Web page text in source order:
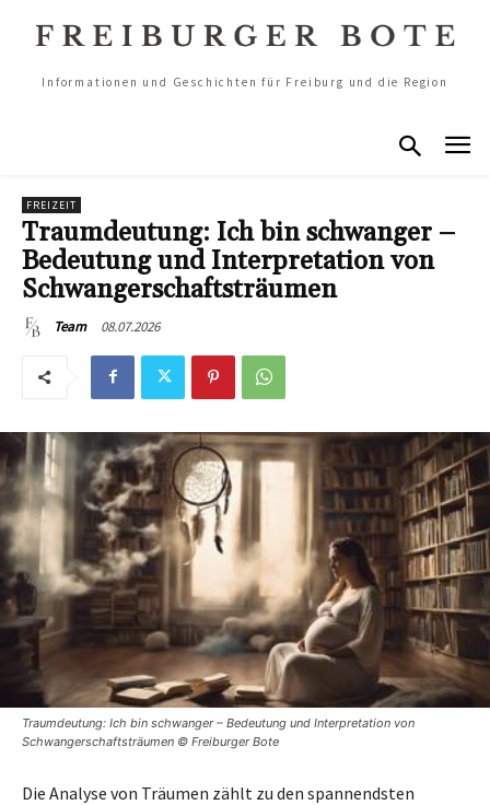
Informationen und Geschichten für Freiburg und die Region
FREIZEIT
Traumdeutung: Ich bin schwanger –
Bedeutung und Interpretation von
Schwangerschaftsträumen
Team 08.07.2026
Traumdeutung: Ich bin schwanger – Bedeutung und Interpretation von
Schwangerschaftsträumen © Freiburger Bote
Die Analyse von Träumen zählt zu den spannendsten